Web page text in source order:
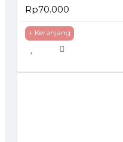
Rp70.000
+ Keranjang